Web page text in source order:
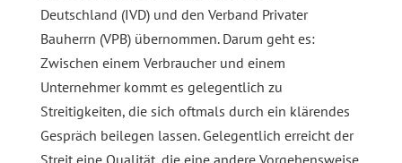
Deutschland (IVD) und den Verband Privater
Bauherrn (VPB) übernommen. Darum geht es:
Zwischen einem Verbraucher und einem
Unternehmer kommt es gelegentlich zu
Streitigkeiten, die sich oftmals durch ein klärendes
Gespräch beilegen lassen. Gelegentlich erreicht der
Streit eine Qualität, die eine andere Vorgehensweise